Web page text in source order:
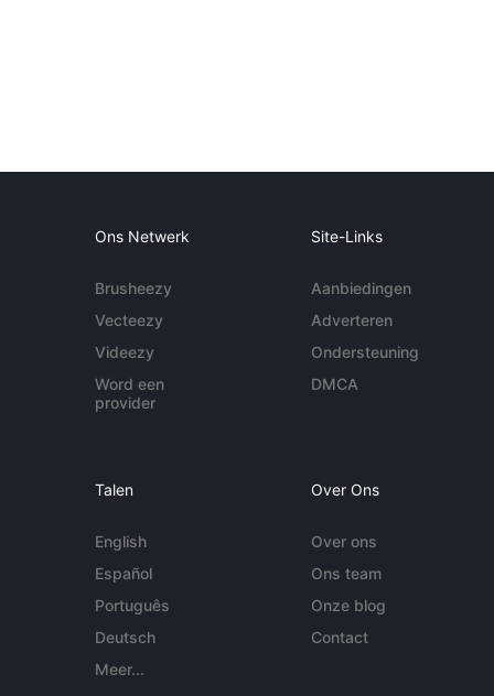
Ons Netwerk
Brusheezy
Vecteezy
Videezy
Word een
provider
Site-Links
Aanbiedingen
Adverteren
Ondersteuning
DMCA
Talen
English
Español
Português
Deutsch
Meer...
Over Ons
Over ons
Ons team
Onze blog
Contact